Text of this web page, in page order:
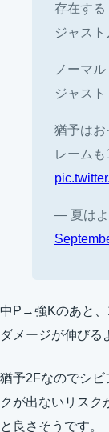
存在する
ジャス
ノーマ
ジャス
猶予はお
レーム
— 夏は
中P→強Kのあと、
ダメージが伸びる
猶予2Fなのでシ
クが出ないリスク
と良さそうです。